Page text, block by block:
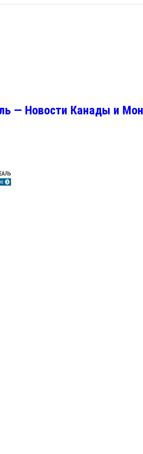
— Новости Канады и